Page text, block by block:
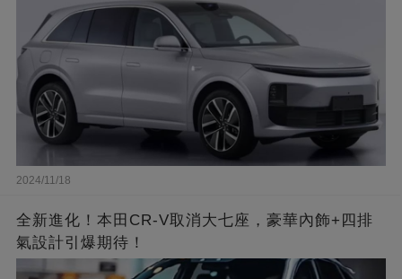
2024/11/18
全新進化！本田CR-V取消大七座，豪華內飾+四排
氣設計引爆期待！